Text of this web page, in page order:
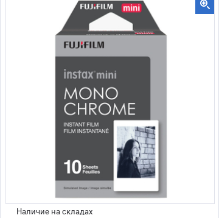
Наличие на складах